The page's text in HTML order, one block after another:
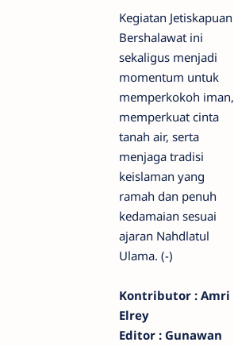
Kegiatan Jetiskapuan
Bershalawat ini
sekaligus menjadi
momentum untuk
memperkokoh iman,
memperkuat cinta
tanah air, serta
menjaga tradisi
keislaman yang
ramah dan penuh
kedamaian sesuai
ajaran Nahdlatul
Ulama. (-)
Kontributor : Amri
Elrey
Editor : Gunawan